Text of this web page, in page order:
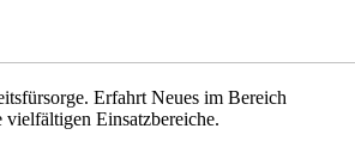
Erfahrt Neues im Bereich
vielfältigen Einsatzbereiche.